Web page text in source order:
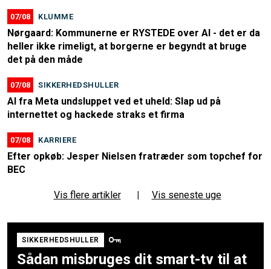
07/08 KLUMME
Nørgaard: Kommunerne er RYSTEDE over AI - det er da
heller ikke rimeligt, at borgerne er begyndt at bruge
det på den måde
07/08 SIKKERHEDSHULLER
AI fra Meta undsluppet ved et uheld: Slap ud på
internettet og hackede straks et firma
07/08 KARRIERE
Efter opkøb: Jesper Nielsen fratræder som topchef for
BEC
Vis flere artikler | Vis seneste uge
SIKKERHEDSHULLER
Sådan misbruges dit smart-tv til at